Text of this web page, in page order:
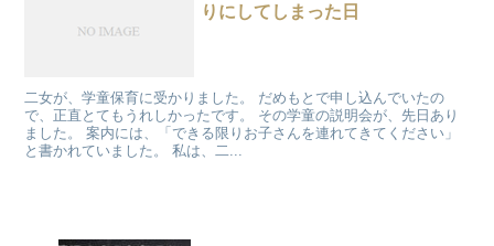
りにしてしまった日
二女が、学童保育に受かりました。 だめもとで申し込んでいたの
で、正直とてもうれしかったです。 その学童の説明会が、先日あり
ました。 案内には、「できる限りお子さんを連れてきてください」
と書かれていました。 私は、二...